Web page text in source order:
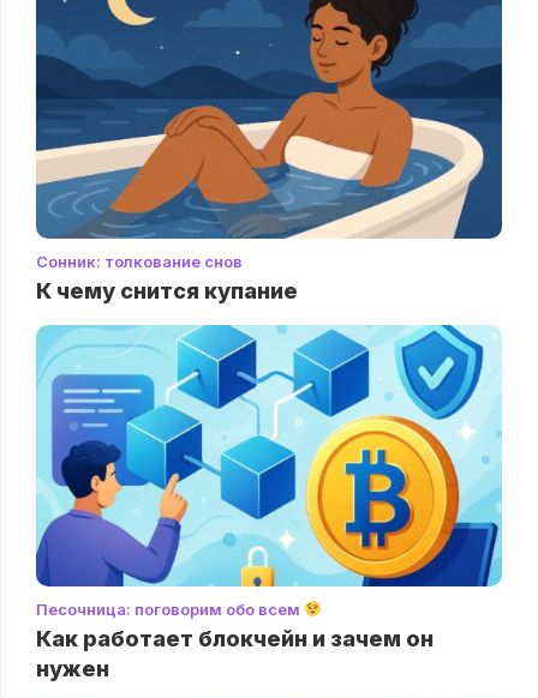
Сонник: толкование снов
К чему снится купание
Песочница: поговорим обо всем
Как работает блокчейн и зачем он
нужен